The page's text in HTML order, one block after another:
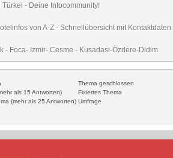
Türkei - Deine Infocommunity!
von A-Z - Schnellübersicht mit
- Foca- Izmir- Cesme - Kusadasi-Özdere-Didim
als 15 Antworten)
(mehr als 25 Antworten)
Thema geschlossen
Fixiertes Thema
Umfrage